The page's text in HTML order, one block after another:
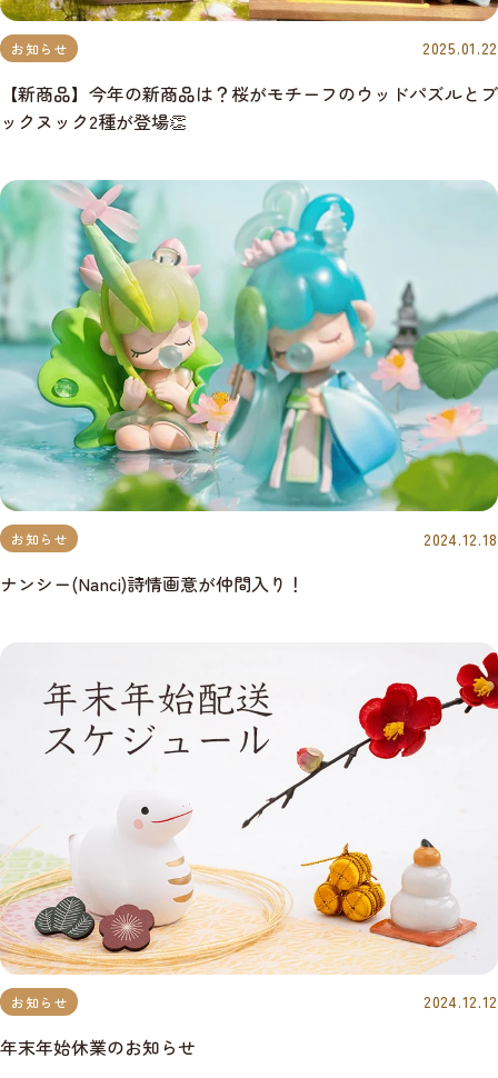
お知らせ 2025.01.22
【新商品】今年の新商品は？桜がモチーフのウッドパズルとブ
ックヌック2種が登場👏
お知らせ 2024.12.18
ナンシー(Nanci)詩情画意が仲間入り！
お知らせ 2024.12.12
年末年始休業のお知らせ